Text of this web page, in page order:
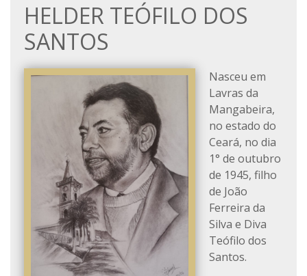
HELDER TEÓFILO DOS
SANTOS
Nasceu em
Lavras da
Mangabeira,
no estado do
Ceará, no dia
1° de outubro
de 1945, filho
de João
Ferreira da
Silva e Diva
Teófilo dos
Santos.